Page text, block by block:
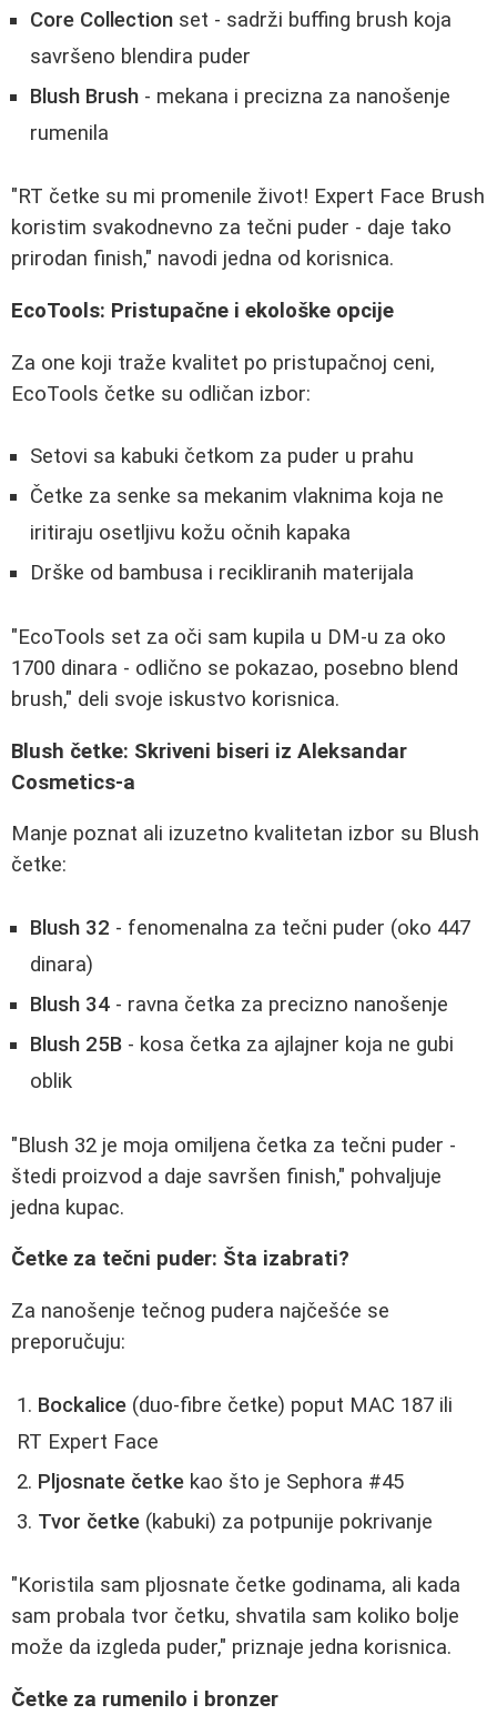
Core Collection set - sadrži buffing brush koja
savršeno blendira puder
Blush Brush - mekana i precizna za nanošenje
rumenila
"RT četke su mi promenile život! Expert Face Brush
koristim svakodnevno za tečni puder - daje tako
prirodan finish," navodi jedna od korisnica.
EcoTools: Pristupačne i ekološke opcije
Za one koji traže kvalitet po pristupačnoj ceni,
EcoTools četke su odličan izbor:
Setovi sa kabuki četkom za puder u prahu
Četke za senke sa mekanim vlaknima koja ne
iritiraju osetljivu kožu očnih kapaka
Drške od bambusa i recikliranih materijala
"EcoTools set za oči sam kupila u DM-u za oko
1700 dinara - odlično se pokazao, posebno blend
brush," deli svoje iskustvo korisnica.
Blush četke: Skriveni biseri iz Aleksandar
Cosmetics-a
Manje poznat ali izuzetno kvalitetan izbor su Blush
četke:
Blush 32 - fenomenalna za tečni puder (oko 447
dinara)
Blush 34 - ravna četka za precizno nanošenje
Blush 25B - kosa četka za ajlajner koja ne gubi
oblik
"Blush 32 je moja omiljena četka za tečni puder -
štedi proizvod a daje savršen finish," pohvaljuje
jedna kupac.
Četke za tečni puder: Šta izabrati?
Za nanošenje tečnog pudera najčešće se
preporučuju:
Bockalice (duo-fibre četke) poput MAC 187 ili
RT Expert Face
Pljosnate četke kao što je Sephora #45
Tvor četke (kabuki) za potpunije pokrivanje
"Koristila sam pljosnate četke godinama, ali kada
sam probala tvor četku, shvatila sam koliko bolje
može da izgleda puder," priznaje jedna korisnica.
Četke za rumenilo i bronzer